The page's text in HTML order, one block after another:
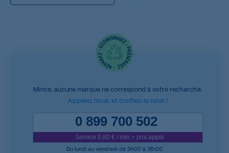
Mince, aucune marque ne correspond à votre recherche.
Appelez nous, et confiez-la nous !
0 899 700 502
Service 0,80 € / min + prix appel
Du lundi au vendredi de 9h00 à 18h00